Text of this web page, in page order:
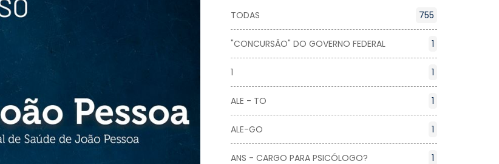
TODAS 755
"CONCURSÃO" DO GOVERNO FEDERAL 1
1 1
ALE - TO 1
ALE-GO 1
ANS - CARGO PARA PSICÓLOGO? 1